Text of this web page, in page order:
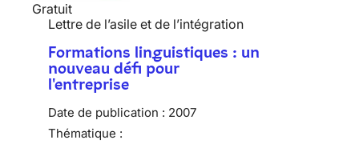
Gratuit
Lettre de l’asile et de l’intégration
Formations linguistiques : un
nouveau défi pour
l'entreprise
Date de publication : 2007
Thématique :